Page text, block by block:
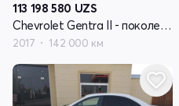
113 198 580 UZS
Chevrolet Gentra II - поколение
2017 142 000 км